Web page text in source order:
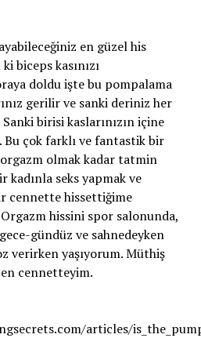
en güzel his
biceps kasınızı
doldu işte bu pompalama
gerilir ve sanki deriniz her
birisi kaslarınızın içine
Bu çok farklı ve fantastik bir
olmak kadar tatmin
seks yapmak ve
cennette hissettiğime
hissini spor salonunda,
gündüz ve sahnedeyken
verirken yaşıyorum. Müthiş
cennetteyim.
articles/